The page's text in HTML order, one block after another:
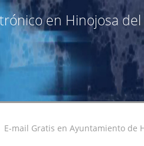
en Hinojosa del
E-mail Gratis en Ayuntamiento de